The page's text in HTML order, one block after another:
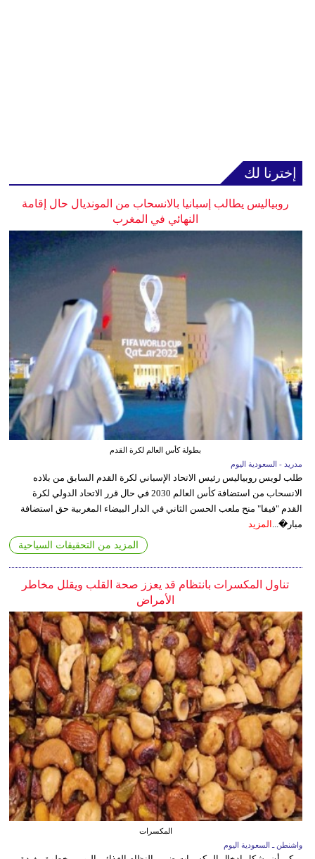
إخترنا لك
روبياليس يطالب إسبانيا بالانسحاب من المونديال حال إقامة
النهائي في المغرب
بطولة كأس العالم لكرة القدم
مدريد - السعودية اليوم
طلب لويس روبياليس رئيس الاتحاد الإسباني لكرة القدم السابق من بلاده
الانسحاب من استضافة كأس العالم 2030 في حال قرر الاتحاد الدولي لكرة
القدم "فيفا" منح ملعب الحسن الثاني في الدار البيضاء المغربية حق استضافة
مبار�... المزيد
المزيد من التحقيقات السياحية
تناول المكسرات بانتظام قد يعزز صحة القلب ويقلل مخاطر
الأمراض
المكسرات
واشنطن ـ السعودية اليوم